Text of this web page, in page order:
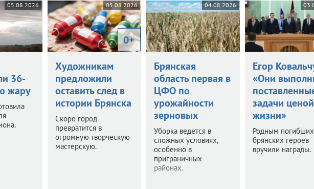
05.08.2026
36-
жару
05.08.2026
0+
Художникам
предложили
оставить след в
истории Брянска
Скоро город
превратится в
огромную творческую
мастерскую.
04.08.2026
Брянская
область первая в
ЦФО по
урожайности
зерновых
Уборка ведется в
сложных условиях,
особенно в
приграничных
районах.
Егор
«Они
задачи ценой
жизни»
Родным погибших
брянских героев
вручили награды.